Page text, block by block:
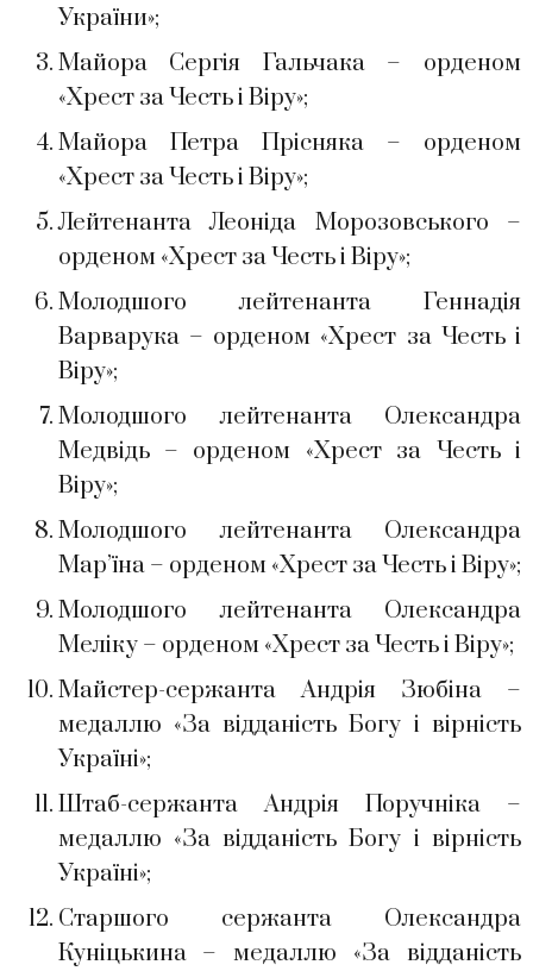
України»;
Майора Сергія Гальчака – орденом
«Хрест за Честь і Віру»;
Майора Петра Прісняка – орденом
«Хрест за Честь і Віру»;
Лейтенанта Леоніда Морозовського –
орденом «Хрест за Честь і Віру»;
Молодшого лейтенанта Геннадія
Варварука – орденом «Хрест за Честь і
Віру»;
Молодшого лейтенанта Олександра
Медвідь – орденом «Хрест за Честь і
Віру»;
Молодшого лейтенанта Олександра
Марʼїна – орденом «Хрест за Честь і Віру»;
Молодшого лейтенанта Олександра
Меліку – орденом «Хрест за Честь і Віру»;
Майстер-сержанта Андрія Зюбіна –
медаллю «За відданість Богу і вірність
Україні»;
Штаб-сержанта Андрія Поручніка –
медаллю «За відданість Богу і вірність
Україні»;
Старшого сержанта Олександра
Куніцькина – медаллю «За відданість